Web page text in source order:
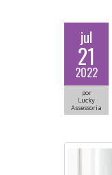
jul
21
2022
por
Lucky
Assessoria